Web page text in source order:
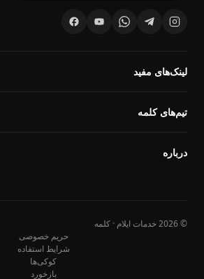
لینک‌های مفید
تیم‌های کلمه
درباره
© 2026 خدمات ایلام · کلمه
حریم خصوصی
شرایط استفاده
کوکی‌ها
بازخورد
10